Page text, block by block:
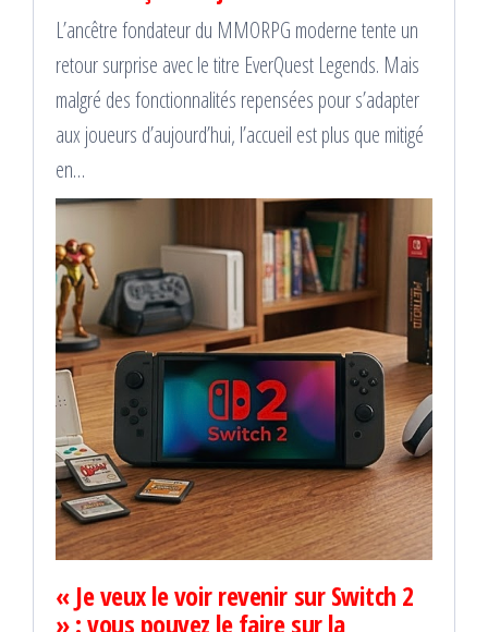
L’ancêtre fondateur du MMORPG moderne tente un
retour surprise avec le titre EverQuest Legends. Mais
malgré des fonctionnalités repensées pour s’adapter
aux joueurs d’aujourd’hui, l’accueil est plus que mitigé
en…
« Je veux le voir revenir sur Switch 2
» : vous pouvez le faire sur la